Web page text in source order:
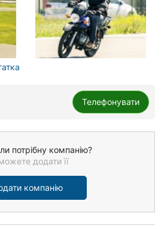
Телефонувати
потрібну компанію?
додати її
компанію